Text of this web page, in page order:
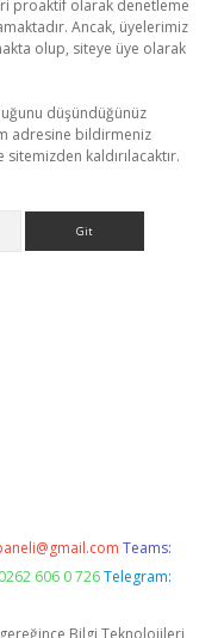
proaktif olarak denetleme
Ancak, üyelerimiz
olup, siteye üye olarak
düşündüğünüz
adresine bildirmeniz
kaldırılacaktır.
Teams:
606 0 726 Telegram:
gereğince Bilgi Teknolojileri